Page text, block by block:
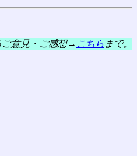
ご意見・ご感想→ こちら まで。